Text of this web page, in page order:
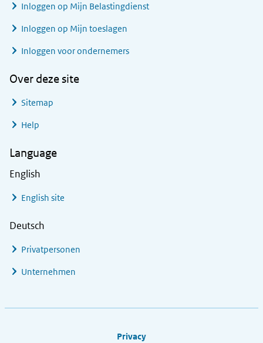
Inloggen op Mijn Belastingdienst
Inloggen op Mijn toeslagen
Inloggen voor ondernemers
Over deze site
Sitemap
Help
Language
English
English site
Deutsch
Privatpersonen
Unternehmen
Privacy